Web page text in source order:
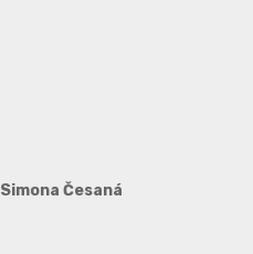
Simona Česaná